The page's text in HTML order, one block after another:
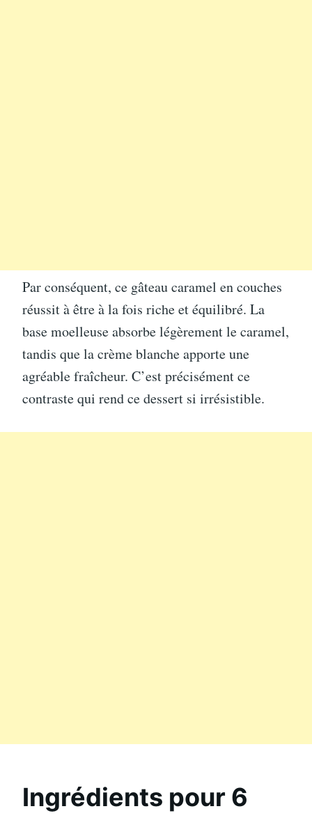
Par conséquent, ce gâteau caramel en couches
réussit à être à la fois riche et équilibré. La
base moelleuse absorbe légèrement le caramel,
tandis que la crème blanche apporte une
agréable fraîcheur. C’est précisément ce
contraste qui rend ce dessert si irrésistible.
Ingrédients pour 6